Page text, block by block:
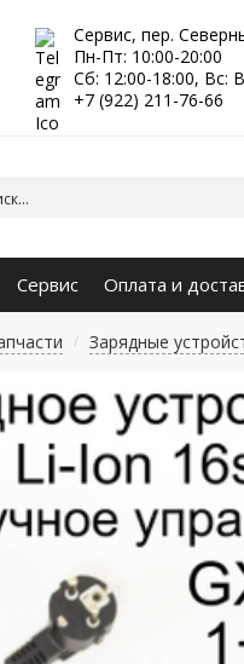
Сервис, пер.
Пн-Пт: 10:00-20:00
Сб: 12:00-18:00, Вс:
+7 (922) 211-76-66
Сервис Оплата и
/ Зарядные